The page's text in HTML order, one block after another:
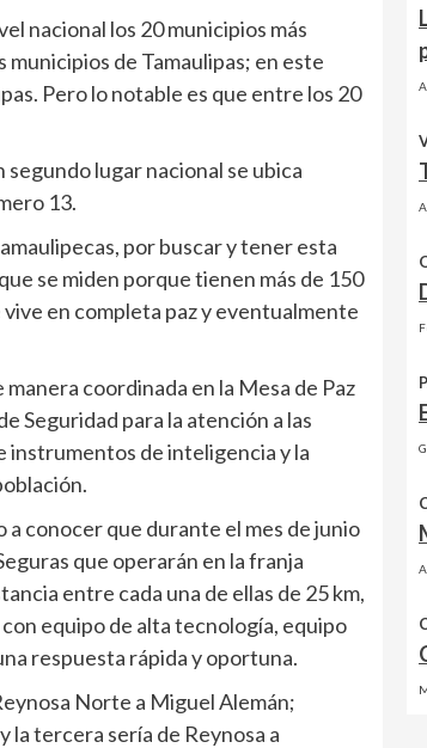
nacional los 20 municipios más
de Tamaulipas; en este
Pero lo notable es que entre los 20
lugar nacional se ubica
13.
por buscar y tener esta
se miden porque tienen más de 150
en completa paz y eventualmente
coordinada en la Mesa de Paz
Seguridad para la atención a las
instrumentos de inteligencia y la
conocer que durante el mes de junio
que operarán en la franja
entre cada una de ellas de 25 km,
equipo de alta tecnología, equipo
respuesta rápida y oportuna.
Norte a Miguel Alemán;
la tercera sería de Reynosa a